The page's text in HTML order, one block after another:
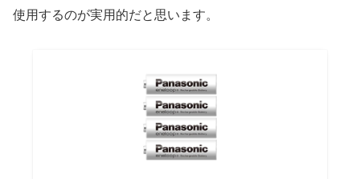
使用するのが実用的だと思います。